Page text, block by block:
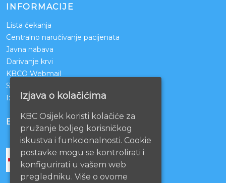
INFORMACIJE
Lista čekanja
Centralno naručivanje pacijenata
Javna nabava
Darivanje krvi
KBCO Webmail
Sestrinstvo KBC Osijek
Izjava o pristupačnosti mrežnih stranica
BOLNICE PARTNERI
Izjava o kolačićima
KBC Osijek koristi kolačiće za
pružanje boljeg korisničkog
iskustva i funkcionalnosti. Cookie
postavke mogu se kontrolirati i
konfigurirati u vašem web
pregledniku. Više o ovome